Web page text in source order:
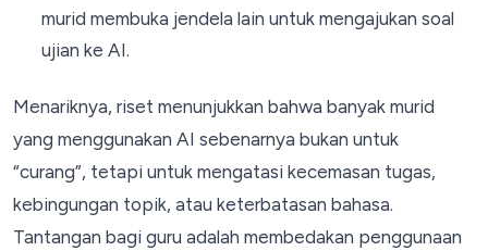
murid membuka jendela lain untuk mengajukan soal
ujian ke AI.
Menariknya, riset menunjukkan bahwa banyak murid
yang menggunakan AI sebenarnya bukan untuk
“curang”, tetapi untuk mengatasi kecemasan tugas,
kebingungan topik, atau keterbatasan bahasa.
Tantangan bagi guru adalah membedakan penggunaan